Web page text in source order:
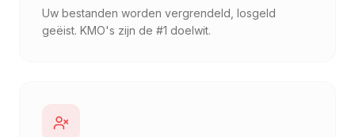
Uw bestanden worden vergrendeld, losgeld
geëist. KMO's zijn de #1 doelwit.